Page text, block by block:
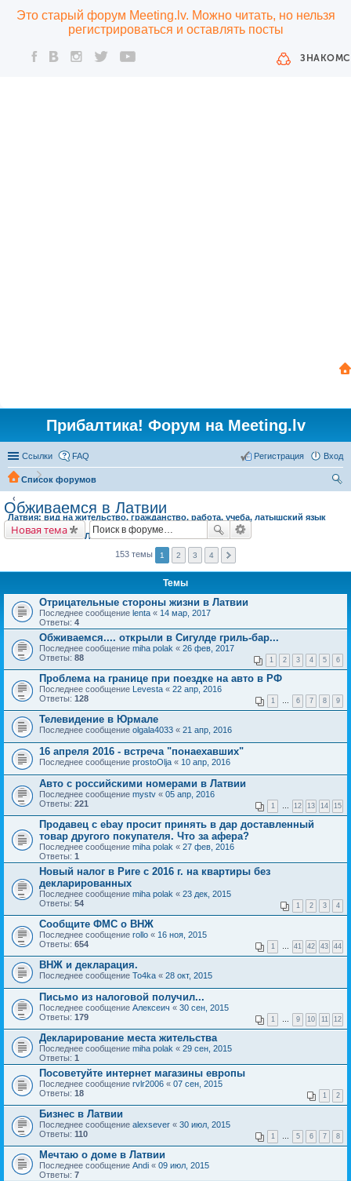
Это старый форум Meeting.lv. Можно читать, но нельзя
регистрироваться и оставлять посты
Прибалтика! Форум на Meeting.lv
Ссылки FAQ Вход
Регистрация
Список форумов
Латвия: вид на жительство, гражданство, работа, учеба, латышский язык
Обживаемся в Латвии
Обживаемся в Латвии
Новая тема
153 темы 1 2 3 4
Темы
Отрицательные стороны жизни в Латвии
Последнее сообщение lenta « 14 мар, 2017
Ответы: 4
Обживаемся.... открыли в Сигулде гриль-бар...
Последнее сообщение miha polak « 26 фев, 2017
Ответы: 88 1 2 3 4 5 6
Проблема на границе при поездке на авто в РФ
Последнее сообщение Levesta « 22 апр, 2016
Ответы: 128 1 … 6 7 8 9
Телевидение в Юрмале
Последнее сообщение olgala4033 « 21 апр, 2016
16 апреля 2016 - встреча "понаехавших"
Последнее сообщение prostoOlja « 10 апр, 2016
Авто с российскими номерами в Латвии
Последнее сообщение mystv « 05 апр, 2016
Ответы: 221 1 … 12 13 14 15
Продавец c ebay просит принять в дар доставленный
товар другого покупателя. Что за афера?
Последнее сообщение miha polak « 27 фев, 2016
Ответы: 1
Новый налог в Риге с 2016 г. на квартиры без
декларированных
Последнее сообщение miha polak « 23 дек, 2015
Ответы: 54 1 2 3 4
Сообщите ФМС о ВНЖ
Последнее сообщение rollo « 16 ноя, 2015
Ответы: 654 1 … 41 42 43 44
ВНЖ и декларация.
Последнее сообщение To4ka « 28 окт, 2015
Письмо из налоговой получил...
Последнее сообщение Алексеич « 30 сен, 2015
Ответы: 179 1 … 9 10 11 12
Декларирование места жительства
Последнее сообщение miha polak « 29 сен, 2015
Ответы: 1
Посоветуйте интернет магазины европы
Последнее сообщение rvlr2006 « 07 сен, 2015
Ответы: 18 1 2
Бизнес в Латвии
Последнее сообщение alexsever « 30 июл, 2015
Ответы: 110 1 … 5 6 7 8
Мечтаю о доме в Латвии
Последнее сообщение Andi « 09 июл, 2015
Ответы: 7